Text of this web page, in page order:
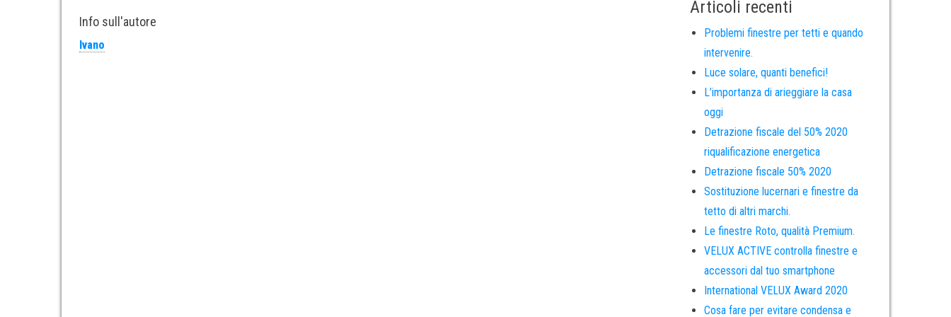
Info sull'autore
Ivano
Articoli recenti
Problemi finestre per tetti e quando
intervenire.
Luce solare, quanti benefici!
L’importanza di arieggiare la casa
oggi
Detrazione fiscale del 50% 2020
riqualificazione energetica
Detrazione fiscale 50% 2020
Sostituzione lucernari e finestre da
tetto di altri marchi.
Le finestre Roto, qualità Premium.
VELUX ACTIVE controlla finestre e
accessori dal tuo smartphone
International VELUX Award 2020
Cosa fare per evitare condensa e